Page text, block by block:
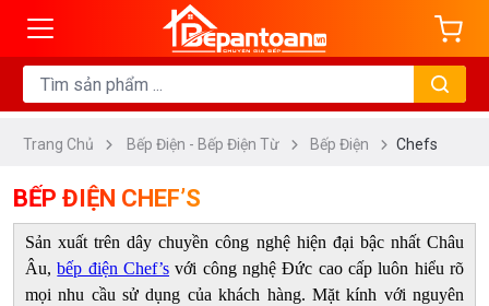
Trang Chủ Bếp Điện - Bếp Điện Từ Bếp Điện Chefs
DANH
MỤC
Bếp
Điện
BẾP ĐIỆN CHEF’S
Sản xuất trên dây chuyền công nghệ hiện đại bậc nhất Châu
Âu,bếp điện Chef’s với công nghệ Đức cao cấp luôn hiểu rõ
mọi nhu cầu sử dụng của khách hàng. Mặt kính với nguyên